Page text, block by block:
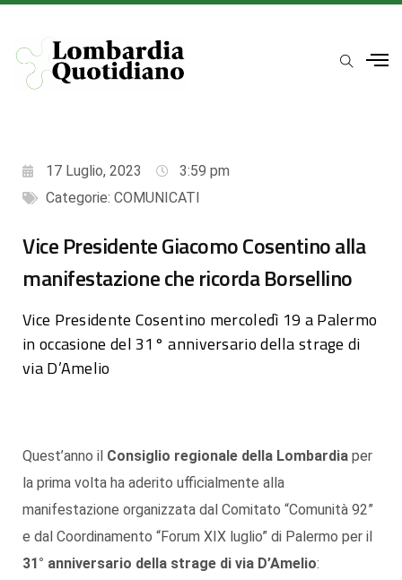
17 Luglio, 2023
3:59 pm
Categorie: COMUNICATI
Vice Presidente Giacomo Cosentino alla
manifestazione che ricorda Borsellino
Vice Presidente Cosentino mercoledì 19 a Palermo
in occasione del 31° anniversario della strage di
via D’Amelio
Quest’anno il Consiglio regionale della Lombardia per
la prima volta ha aderito ufficialmente alla
manifestazione organizzata dal Comitato “Comunità 92”
e dal Coordinamento “Forum XIX luglio” di Palermo per il
31° anniversario della strage di via D’Amelio: